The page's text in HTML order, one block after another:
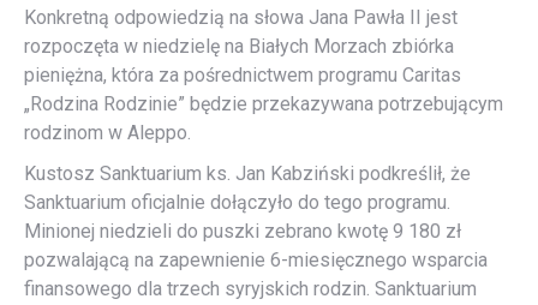
Konkretną odpowiedzią na słowa Jana Pawła II jest
rozpoczęta w niedzielę na Białych Morzach zbiórka
pieniężna, która za pośrednictwem programu Caritas
„Rodzina Rodzinie” będzie przekazywana potrzebującym
rodzinom w Aleppo.
Kustosz Sanktuarium ks. Jan Kabziński podkreślił, że
Sanktuarium oficjalnie dołączyło do tego programu.
Minionej niedzieli do puszki zebrano kwotę 9 180 zł
pozwalającą na zapewnienie 6-miesięcznego wsparcia
finansowego dla trzech syryjskich rodzin. Sanktuarium